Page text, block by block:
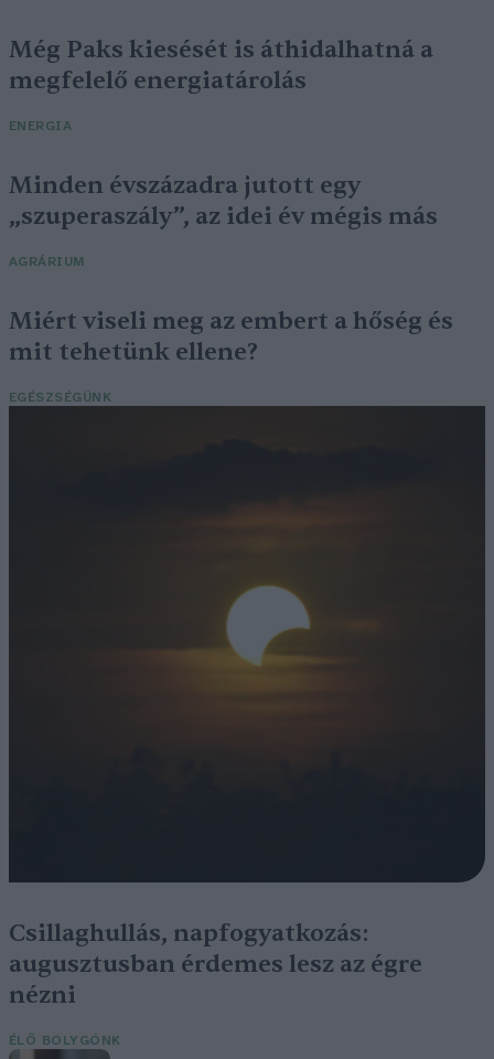
Még Paks kiesését is áthidalhatná a
megfelelő energiatárolás
ENERGIA
Minden évszázadra jutott egy
„szuperaszály”, az idei év mégis más
AGRÁRIUM
Miért viseli meg az embert a hőség és
mit tehetünk ellene?
EGÉSZSÉGÜNK
Csillaghullás, napfogyatkozás:
augusztusban érdemes lesz az égre
nézni
ÉLŐ BOLYGÓNK